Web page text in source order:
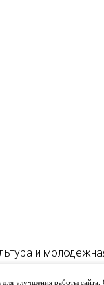
и
улучшения работы сайта.